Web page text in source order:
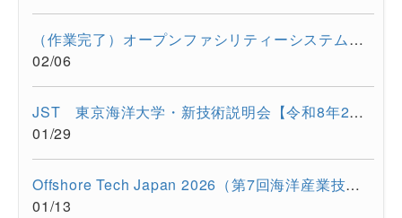
（作業完了）オープンファシリティーシステムの一時停止について...
02/06
JST 東京海洋大学・新技術説明会【令和8年2月17日 オンライン開...
01/29
Offshore Tech Japan 2026（第7回海洋産業技術展） に出展します...
01/13